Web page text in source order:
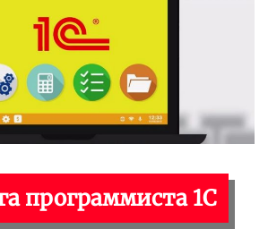
программиста 1С